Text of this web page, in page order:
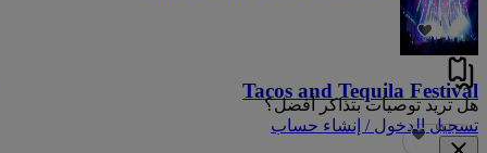
٣٦
Tacos and Tequila Festival
٦٨٦
هل تريد توصيات بتذاكر أفضل؟
تسجيل الدخول / إنشاء حساب